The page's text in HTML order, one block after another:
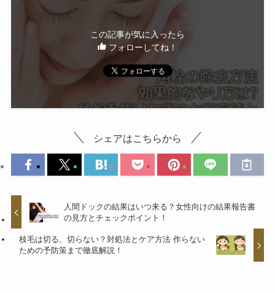
この記事が気に入ったら
フォローしてね！
シェアはこちらから
人間ドックの結果はいつ来る？女性向けの結果報告書
の見方とチェックポイント！
枝毛は切る、切らない？対処法とケア方法 作らない
ための予防策まで徹底解説！